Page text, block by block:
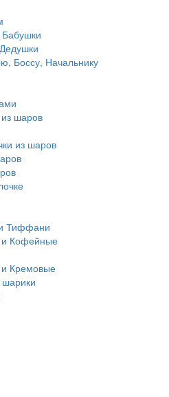
Боссу, Начальнику
шаров
из шаров
Тиффани
и Кофейные
Кремовые